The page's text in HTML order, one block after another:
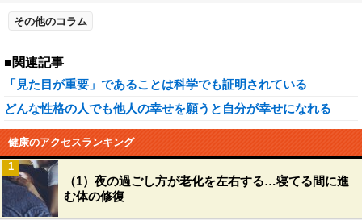
その他のコラム
■関連記事
「見た目が重要」であることは科学でも証明されている
どんな性格の人でも他人の幸せを願うと自分が幸せになれる
健康のアクセスランキング
（1）夜の過ごし方が老化を左右する…寝てる間に進
む体の修復
1